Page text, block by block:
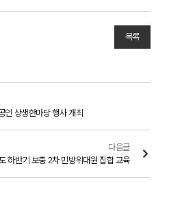
목록
인 상생한마당 행사 개최
다음글
하반기 보충 2차 민방위대원 집합 교육